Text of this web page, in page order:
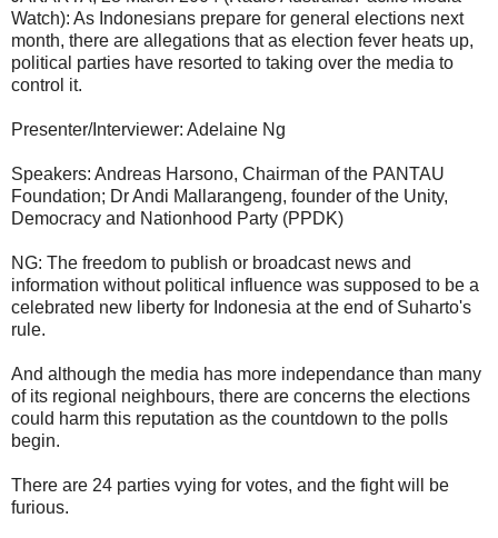
Watch): As Indonesians prepare for general elections next
month, there are allegations that as election fever heats up,
political parties have resorted to taking over the media to
control it.
Presenter/Interviewer: Adelaine Ng
Speakers: Andreas Harsono, Chairman of the PANTAU
Foundation; Dr Andi Mallarangeng, founder of the Unity,
Democracy and Nationhood Party (PPDK)
NG: The freedom to publish or broadcast news and
information without political influence was supposed to be a
celebrated new liberty for Indonesia at the end of Suharto's
rule.
And although the media has more independance than many
of its regional neighbours, there are concerns the elections
could harm this reputation as the countdown to the polls
begin.
There are 24 parties vying for votes, and the fight will be
furious.